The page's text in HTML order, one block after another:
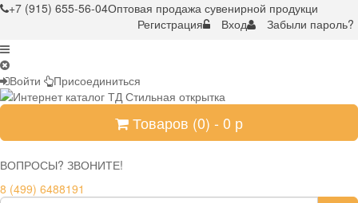
+7 (915) 655-56-04Оптовая продажа сувенирной продукци
Регистрация
Вход Забыли пароль?
Войти Присоединиться
Товаров (0) - 0 р
ВОПРОСЫ? ЗВОНИТЕ!
8 (499) 6488191